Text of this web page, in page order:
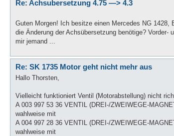
Re: Achsubersetzung 4.75 —> 4.3
Guten Morgen! Ich besitze einen Mercedes NG
die Änderung der Achsübersetzung benötige?
mir jemand ...
Re: SK 1735 Motor geht nicht mehr aus
Hallo Thorsten,
Vielleicht funktioniert Ventil (Motorabstellung) nicht
A 003 997 53 36 VENTIL (DREI-/ZWEIWEGE-
wahlweise mit
A 004 997 28 36 VENTIL (DREI-/ZWEIWEGE-
wahlweise mit